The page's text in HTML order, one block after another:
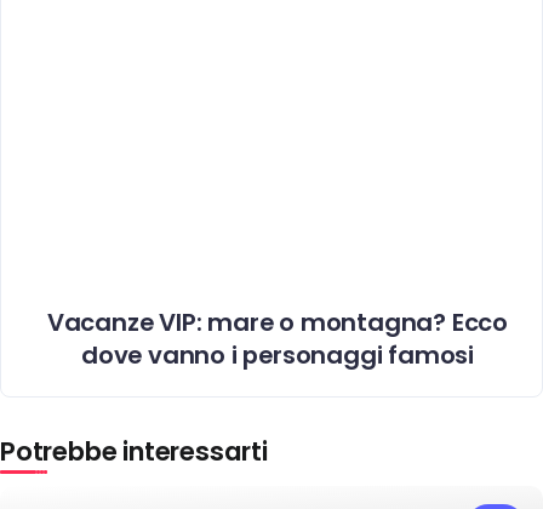
Vacanze VIP: mare o montagna? Ecco
dove vanno i personaggi famosi
Potrebbe interessarti